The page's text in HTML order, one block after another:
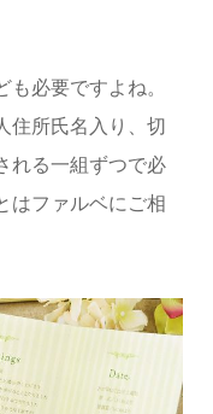
必要ですよね。
住所氏名入り、切
れる一組ずつで必
はファルベにご相